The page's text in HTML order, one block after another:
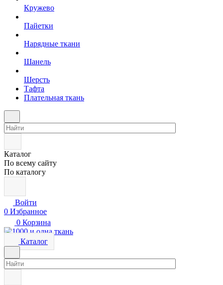
Кружево
Пайетки
Нарядные ткани
Шанель
Шерсть
Тафта
Плательная ткань
Каталог
По всему сайту
По каталогу
Войти
0 Избранное
0 Корзина
Каталог